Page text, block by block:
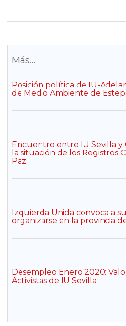
Más...
Posición política de IU-
de Medio Ambiente de
Encuentro entre IU Sevilla y
la situación de los Registros
Paz
Izquierda Unida convoca a
organizarse en la provincia
Desempleo Enero 2020:
Activistas de IU Sevilla